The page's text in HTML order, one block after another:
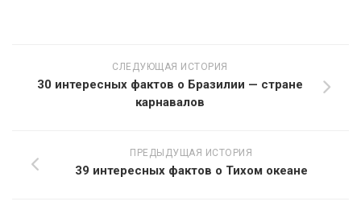
СЛЕДУЮЩАЯ ИСТОРИЯ
30 интересных фактов о Бразилии — стране
карнавалов
ПРЕДЫДУЩАЯ ИСТОРИЯ
39 интересных фактов о Тихом океане